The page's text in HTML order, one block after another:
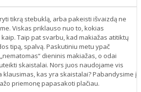
tikrą stebuklą, arba pakeisti išvaizdą ne
Viskas priklauso nuo to, kokias
Taip pat svarbu, kad makiažas atitiktų
tipą, spalvą. Paskutiniu metu ypač
dieninis makiažas, o odai
skaistalai. Nors juos naudojame vis
klausimas, kas yra skaistalai? Pabandysime į
priemonę papasakoti plačiau.